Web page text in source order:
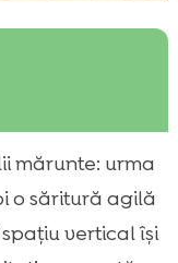
de
cățărare
mărunte: urma
o săritură agilă
vertical își